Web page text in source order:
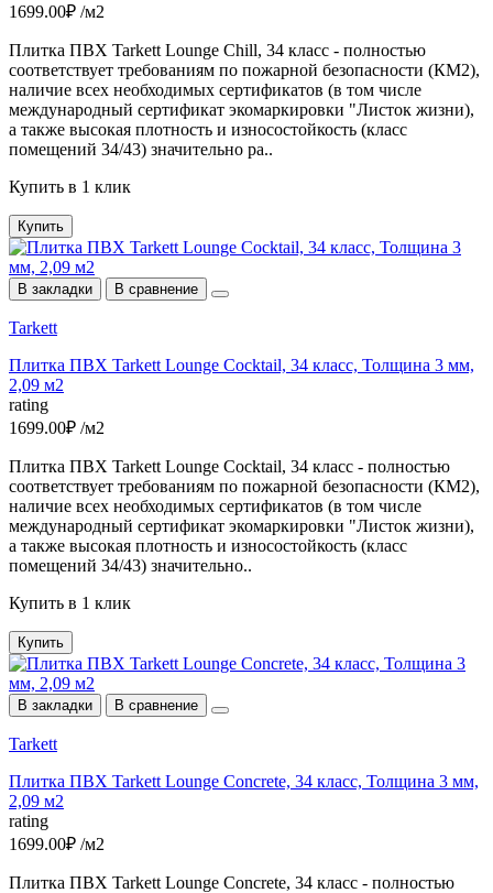
1699.00₽ /м2
Плитка ПВХ Tarkett Lounge Chill, 34 класс - полностью
соответствует требованиям по пожарной безопасности (КМ2),
наличие всех необходимых сертификатов (в том числе
международный сертификат экомаркировки "Листок жизни),
а также высокая плотность и износостойкость (класс
помещений 34/43) значительно ра..
Купить в 1 клик
Купить
В закладки В сравнение
Tarkett
Плитка ПВХ Tarkett Lounge Cocktail, 34 класс, Толщина 3 мм,
2,09 м2
rating
1699.00₽ /м2
Плитка ПВХ Tarkett Lounge Cocktail, 34 класс - полностью
соответствует требованиям по пожарной безопасности (КМ2),
наличие всех необходимых сертификатов (в том числе
международный сертификат экомаркировки "Листок жизни),
а также высокая плотность и износостойкость (класс
помещений 34/43) значительно..
Купить в 1 клик
Купить
В закладки В сравнение
Tarkett
Плитка ПВХ Tarkett Lounge Concrete, 34 класс, Толщина 3 мм,
2,09 м2
rating
1699.00₽ /м2
Плитка ПВХ Tarkett Lounge Concrete, 34 класс - полностью